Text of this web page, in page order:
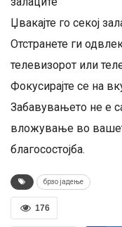
Џвакајте го секој
Отстранете ги
телевизорот или
Фокусирајте се на
Забавувањето не е
вложување во
благосостојба.
брзо јадење
176